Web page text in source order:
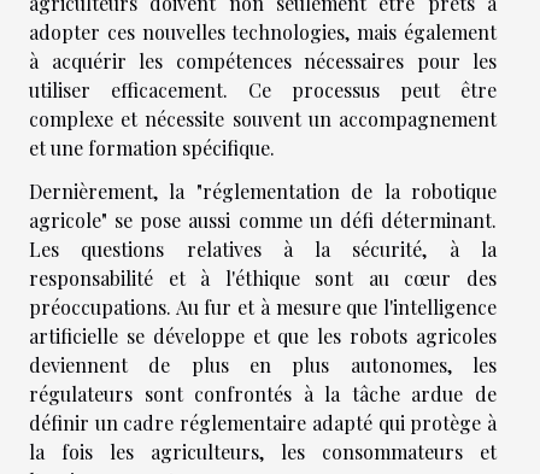
adopter ces nouvelles technologies, mais également
à acquérir les compétences nécessaires pour les
utiliser efficacement. Ce processus peut être
complexe et nécessite souvent un accompagnement
et une formation spécifique.
Dernièrement, la "réglementation de la robotique
agricole" se pose aussi comme un défi déterminant.
Les questions relatives à la sécurité, à la
responsabilité et à l'éthique sont au cœur des
préoccupations. Au fur et à mesure que l'intelligence
artificielle se développe et que les robots agricoles
deviennent de plus en plus autonomes, les
régulateurs sont confrontés à la tâche ardue de
définir un cadre réglementaire adapté qui protège à
la fois les agriculteurs, les consommateurs et